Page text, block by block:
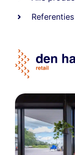
Referenties